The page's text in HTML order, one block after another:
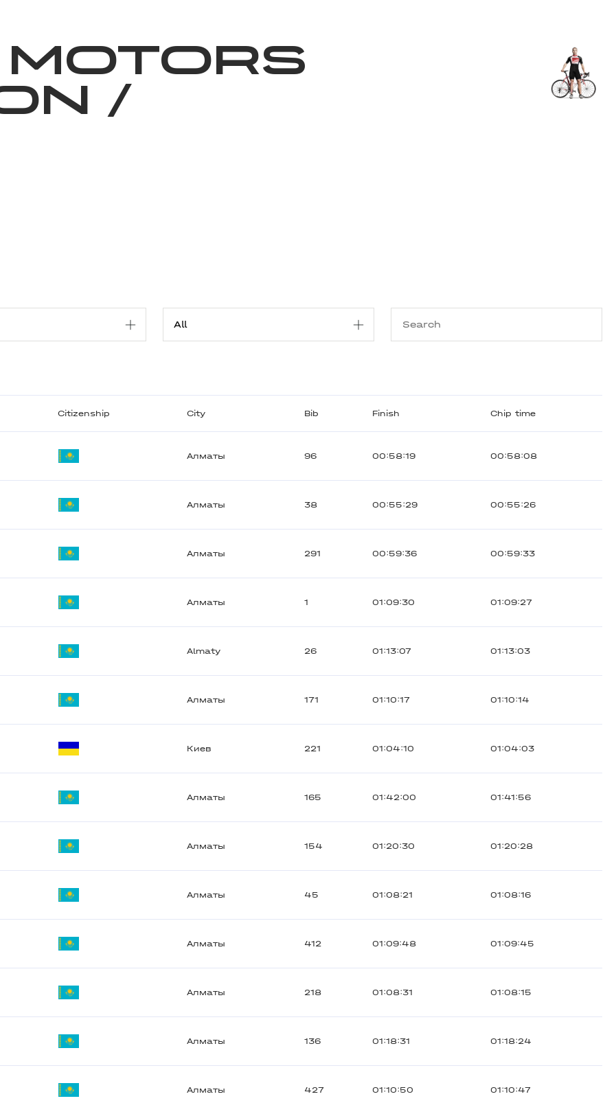
Motors
/
Citizenship City Bib Finish Chip time
Алматы 96 00:58:19 00:58:08
Алматы 38 00:55:29 00:55:26
Алматы 291 00:59:36 00:59:33
Алматы 1 01:09:30 01:09:27
Almaty 26 01:13:07 01:13:03
Алматы 171 01:10:17 01:10:14
Киев 221 01:04:10 01:04:03
Алматы 165 01:42:00 01:41:56
Алматы 154 01:20:30 01:20:28
Алматы 45 01:08:21 01:08:16
Алматы 412 01:09:48 01:09:45
Алматы 218 01:08:31 01:08:15
Алматы 136 01:18:31 01:18:24
Алматы 427 01:10:50 01:10:47